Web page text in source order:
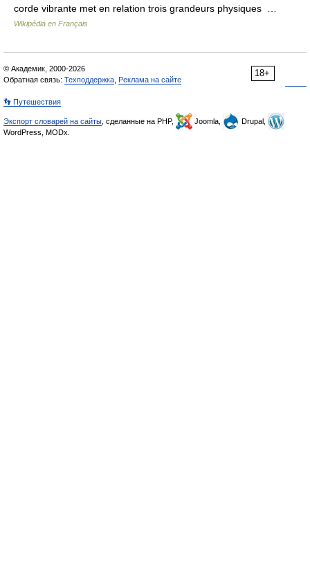
corde vibrante met en relation trois grandeurs physiques …
Wikipédia en Français
18+
© Академик, 2000-2026
Обратная связь: Техподдержка Реклама на сайте
👣 Путешествия
Экспорт словарей на сайты , сделанные на PHP, Joomla,
Drupal,
WordPress, MODx.